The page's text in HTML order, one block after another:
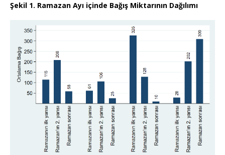
Şekil 1. Ramazan Ayı içinde Bağış Miktarının Dağılımı